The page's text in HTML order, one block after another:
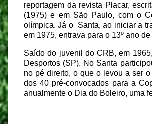
reportagem da revista Placar,
(1975) e em São Paulo, com o
olímpica. Já o Santa, ao iniciar a
em 1975, entrava para o 13º ano
Saído do juvenil do CRB, em
Desportos (SP). No Santa
no pé direito, o que o levou a ser
dos 40 pré-convocados para a
anualmente o Dia do Boleiro, uma